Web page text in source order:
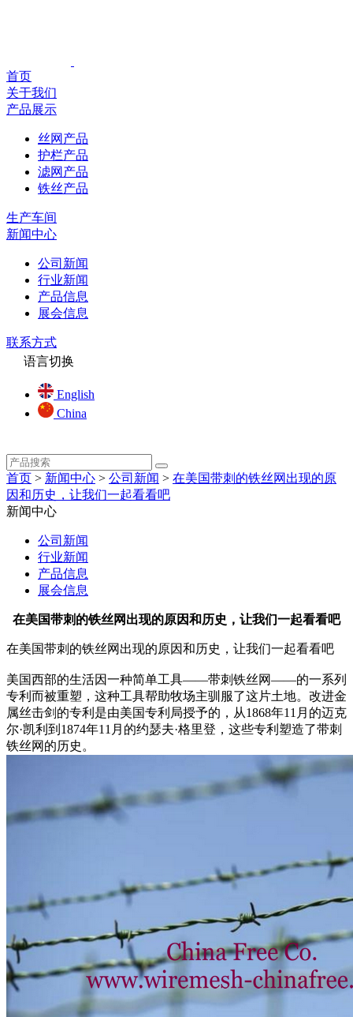
首页
关于我们
产品展示
丝网产品
护栏产品
滤网产品
铁丝产品
生产车间
新闻中心
公司新闻
行业新闻
产品信息
展会信息
联系方式
语言切换
English
China
首页 > 新闻中心 > 公司新闻 > 在美国带刺的铁丝网出现的原
因和历史，让我们一起看看吧
新闻中心
公司新闻
行业新闻
产品信息
展会信息
在美国带刺的铁丝网出现的原因和历史，让我们一起看看吧
在美国带刺的铁丝网出现的原因和历史，让我们一起看看吧
美国西部的生活因一种简单工具——带刺铁丝网——的一系列
专利而被重塑，这种工具帮助牧场主驯服了这片土地。改进金
属丝击剑的专利是由美国专利局授予的，从1868年11月的迈克
尔·凯利到1874年11月的约瑟夫·格里登，这些专利塑造了带刺
铁丝网的历史。